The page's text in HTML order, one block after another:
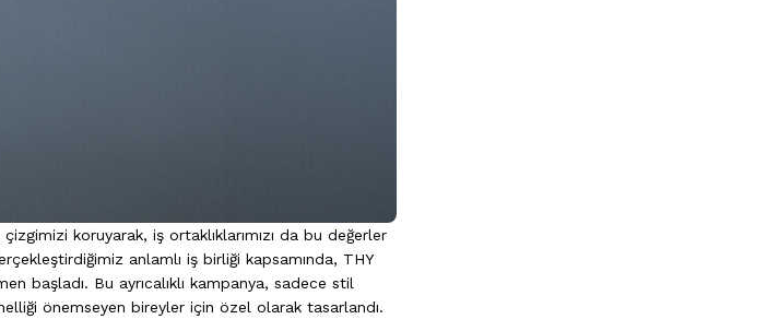
koruyarak, iş ortaklıklarımızı da bu değerler
anlamlı iş birliği kapsamında, THY
başladı. Bu ayrıcalıklı kampanya, sadece stil
önemseyen bireyler için özel olarak tasarlandı.